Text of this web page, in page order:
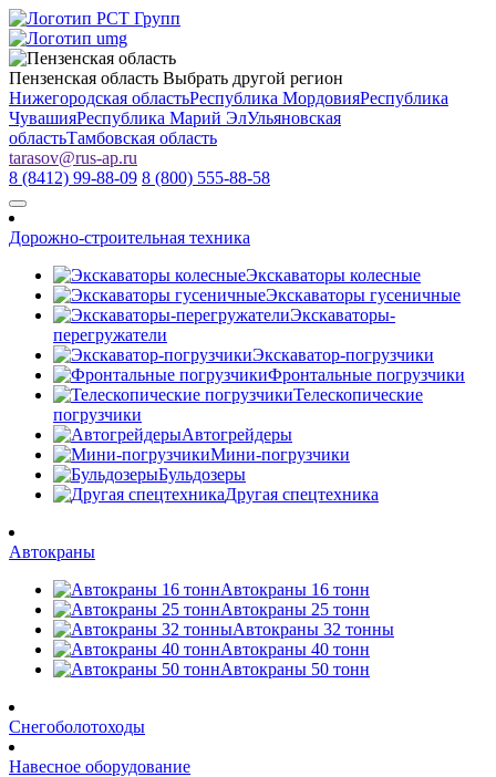
Пензенская область Выбрать другой регион
Нижегородская областьРеспублика МордовияРеспублика
ЧувашияРеспублика Марий ЭлУльяновская
областьТамбовская область
tarasov@rus-ap.ru
8 (8412) 99-88-09 8 (800) 555-88-58
Дорожно-строительная техника
Экскаваторы колесные
Экскаваторы гусеничные
Экскаваторы-
перегружатели
Экскаватор-погрузчики
Фронтальные погрузчики
Телескопические
погрузчики
Автогрейдеры
Мини-погрузчики
Бульдозеры
Другая спецтехника
Автокраны
Автокраны 16 тонн
Автокраны 25 тонн
Автокраны 32 тонны
Автокраны 40 тонн
Автокраны 50 тонн
Снегоболотоходы
Навесное оборудование